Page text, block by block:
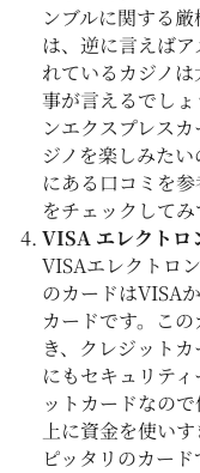
ンブルに関する
は、逆に言えば
れているカジノ
事が言えるでし
ンエクスプレス
ジノを楽しみた
にある口コミを
をチェックしてみ
VISA エレクトロ
VISAエレクトロ
のカードはVISA
カードです。こ
き、クレジット
にもセキュリテ
ットカードなの
上に資金を使い
ピッタリのカード